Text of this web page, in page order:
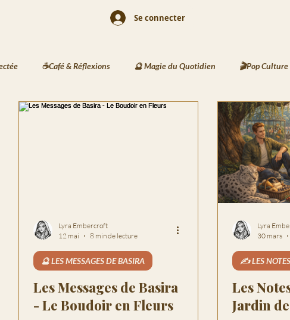
Se connecter
☕Café & Réflexions 🔮 Magie du Quotidien 🎬Pop Culture
📘 Écriture
de Kaia ⚔️ Les Recettes de Bjorn
Les Messages de Basira
- Le Boudoir en Fleurs
🔮 LES MESSAGES DE BASIRA
Lyra Embercroft
12 mai
8 min de lecture
Les
Jardin
✍️ LES
Lyra
30 mars